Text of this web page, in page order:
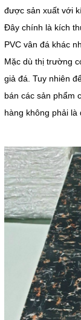
được sản xuất với
Đây chính là kích
PVC vân đá khác
Mặc dù thị trường
giả đá. Tuy nhiên
bán các sản phẩm
hàng không phải là